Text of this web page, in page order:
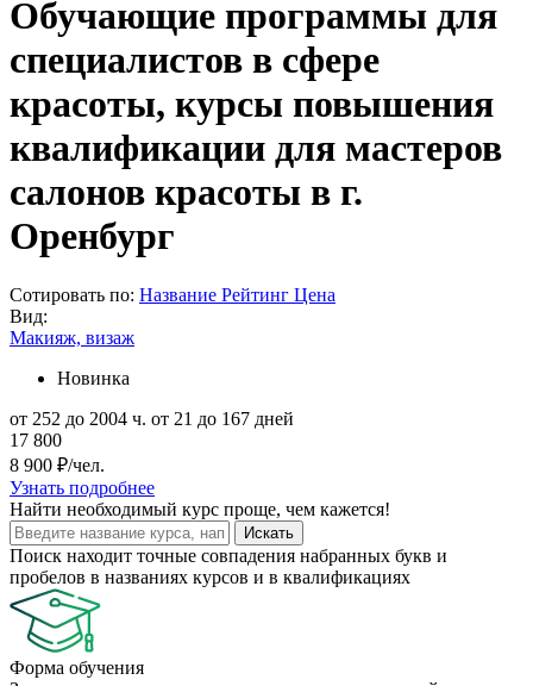
Обучающие программы для
специалистов в сфере
красоты, курсы повышения
квалификации для мастеров
салонов красоты в г.
Оренбург
Сотировать по: Название Рейтинг Цена
Вид:
Макияж, визаж
Новинка
от 252 до 2004 ч. от 21 до 167 дней
17 800
8 900 ₽/чел.
Узнать подробнее
Найти необходимый курс проще, чем кажется!
Искать
Поиск находит точные совпадения набранных букв и
пробелов в названиях курсов и в квалификациях
Форма обучения